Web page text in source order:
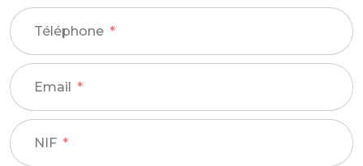
Téléphone
Email
NIF